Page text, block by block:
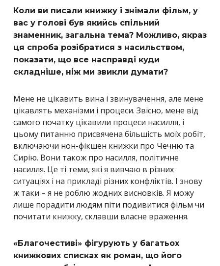
Коли ви писали книжку і знімали фільм, у
вас у голові був якийсь спільний
знаменник, загальна тема? Можливо, якраз
ця спроба розібратися з насильством,
показати, що все насправді куди
складніше, ніж ми звикли думати?
Мене не цікавить вина і звинувачення, але мене
цікавлять механізми і процеси. Звісно, мене від
самого початку цікавили процеси насилля, і
цьому питанню присвячена більшість моїх робіт,
включаючи нон-фікшен книжки про Чечню та
Сирію. Вони також про насилля, політичне
насилля. Це ті теми, які я вивчаю в різних
ситуаціях і на прикладі різних конфліктів. І знову
ж таки – я не роблю жодних висновків. Я можу
лише порадити людям піти подивитися фільм чи
почитати книжку, склавши власне враження.
«Благочестиві» фігурують у багатьох
книжкових списках як роман, що його